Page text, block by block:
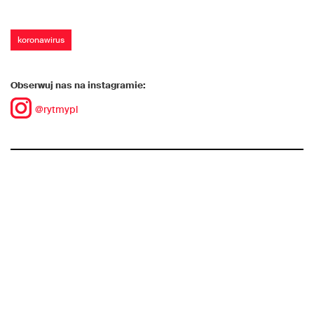
koronawirus
Obserwuj nas na instagramie:
@rytmypl